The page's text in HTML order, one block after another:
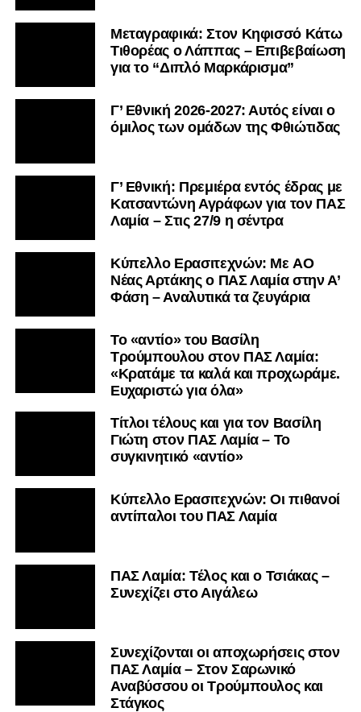
Μεταγραφικά: Στον Κηφισσό Κάτω
Τιθορέας ο Λάππας – Επιβεβαίωση
για το “Διπλό Μαρκάρισμα”
Γ’ Εθνική 2026-2027: Αυτός είναι ο
όμιλος των ομάδων της Φθιώτιδας
Γ’ Εθνική: Πρεμιέρα εντός έδρας με
Κατσαντώνη Αγράφων για τον ΠΑΣ
Λαμία – Στις 27/9 η σέντρα
Kύπελλο Ερασιτεχνών: Με AO
Nέας Αρτάκης ο ΠΑΣ Λαμία στην Α’
Φάση – Αναλυτικά τα ζευγάρια
Το «αντίο» του Βασίλη
Τρούμπουλου στον ΠΑΣ Λαμία:
«Κρατάμε τα καλά και προχωράμε.
Ευχαριστώ για όλα»
Τίτλοι τέλους και για τον Βασίλη
Γιώτη στον ΠΑΣ Λαμία – Το
συγκινητικό «αντίο»
Κύπελλο Ερασιτεχνών: Οι πιθανοί
αντίπαλοι του ΠΑΣ Λαμία
ΠΑΣ Λαμία: Τέλος και ο Τσιάκας –
Συνεχίζει στο Αιγάλεω
Συνεχίζονται οι αποχωρήσεις στον
ΠΑΣ Λαμία – Στον Σαρωνικό
Αναβύσσου οι Τρούμπουλος και
Στάγκος